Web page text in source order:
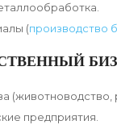
(производство
предприятия.